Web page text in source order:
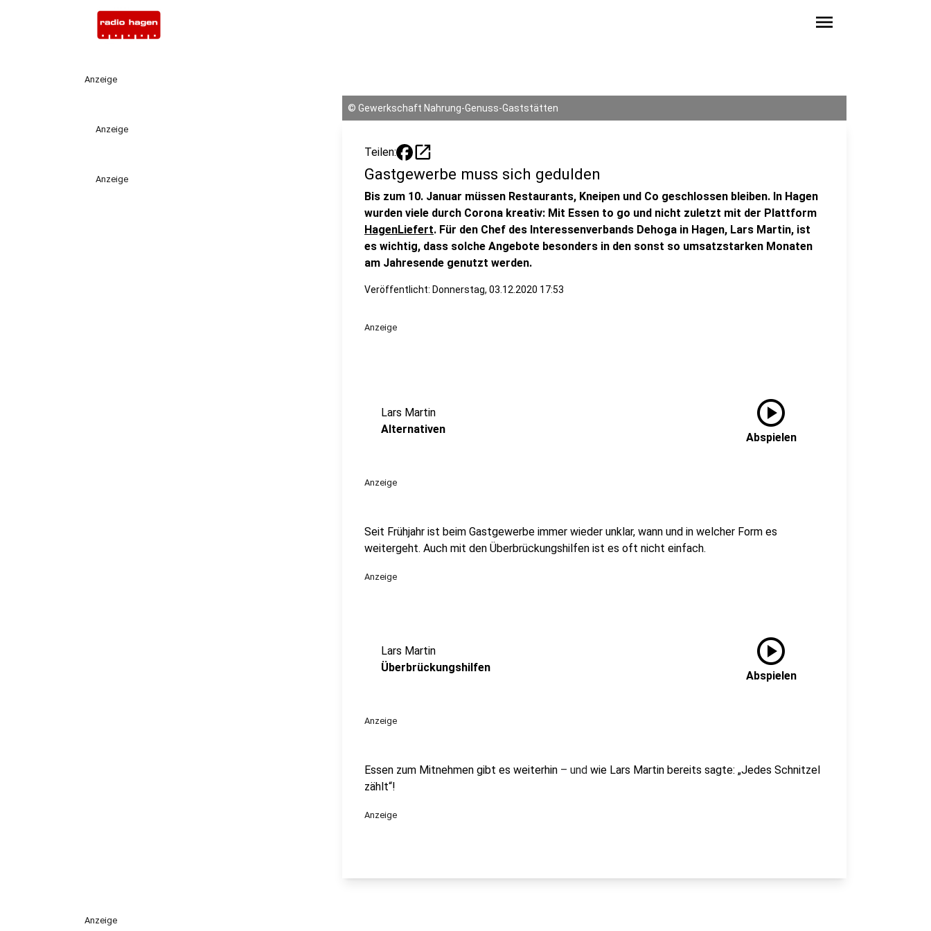
menu
Anzeige
Anzeige
Anzeige
© Gewerkschaft Nahrung-Genuss-Gaststätten
Teilen: open_in_new
Gastgewerbe muss sich gedulden
Bis zum 10. Januar müssen Restaurants, Kneipen und Co geschlossen bleiben. In Hagen
wurden viele durch Corona kreativ: Mit Essen to go und nicht zuletzt mit der Plattform
HagenLiefert. Für den Chef des Interessenverbands Dehoga in Hagen, Lars Martin, ist
es wichtig, dass solche Angebote besonders in den sonst so umsatzstarken Monaten
am Jahresende genutzt werden.
Veröffentlicht: Donnerstag, 03.12.2020 17:53
Anzeige
Lars Martin
Alternativen
play_circle
Abspielen
Anzeige
Seit Frühjahr ist beim Gastgewerbe immer wieder unklar, wann und in welcher Form es
weitergeht. Auch mit den Überbrückungshilfen ist es oft nicht einfach.
Anzeige
Lars Martin
Überbrückungshilfen
play_circle
Abspielen
Anzeige
Essen zum Mitnehmen gibt es weiterhin – und wie Lars Martin bereits sagte: „Jedes Schnitzel
zählt“!
Anzeige
Anzeige